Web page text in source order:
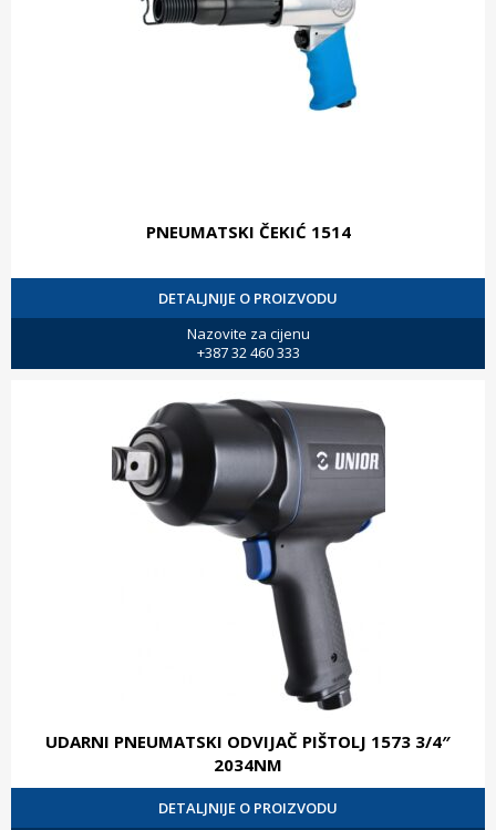
PNEUMATSKI ČEKIĆ 1514
DETALJNIJE O PROIZVODU
Nazovite za cijenu
+387 32 460 333
UDARNI PNEUMATSKI ODVIJAČ PIŠTOLJ 1573 3/4″
2034NM
DETALJNIJE O PROIZVODU